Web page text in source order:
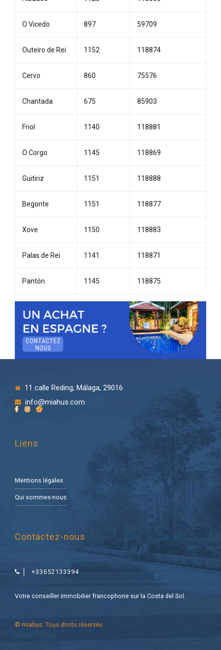
O Vicedo 897 59709
Outeiro de Rei 1152 118874
Cervo 860 75576
Chantada 675 85903
Friol 1140 118881
O Corgo 1145 118869
Guitiriz 1151 118888
Begonte 1151 118877
Xove 1150 118883
Palas de Rei 1141 118871
Pantón 1145 118875
11 calle Reding, Málaga, 29016
info@miahus.com
Liens
Mentions légales
Qui sommes-nous
Contactez-nous
+33652133394
Votre conseiller immobilier francophone sur la Costa del Sol.
© miahus. Tous droits réservés